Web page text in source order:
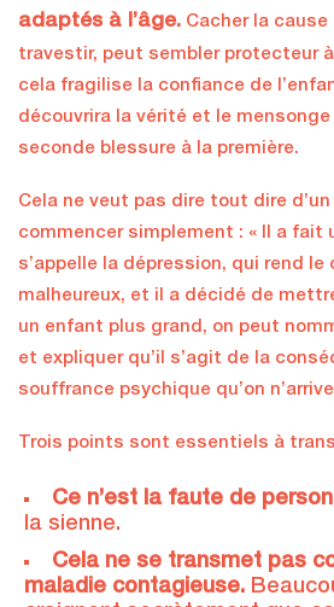
adaptés à l’âge. Cacher la
travestir, peut sembler protecteur
cela fragilise la confiance de
découvrira la vérité et le
seconde blessure à la première.
Cela ne veut pas dire tout dire
commencer simplement : « Il a fait
s’appelle la dépression, qui rend le
malheureux, et il a décidé de
un enfant plus grand, on peut
et expliquer qu’il s’agit de la
souffrance psychique qu’on
Trois points sont essentiels à
Ce n’est la faute de
la sienne.
Cela ne se transmet pas
maladie contagieuse.